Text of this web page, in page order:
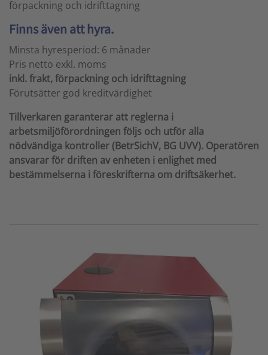
förpackning och idrifttagning
Finns även att hyra.
Minsta hyresperiod: 6 månader
Pris netto exkl. moms
inkl. frakt, förpackning och idrifttagning
Förutsätter god kreditvärdighet
Tillverkaren garanterar att reglerna i
arbetsmiljöförordningen följs och utför alla
nödvändiga kontroller (BetrSichV, BG UVV). Operatören
ansvarar för driften av enheten i enlighet med
bestämmelserna i föreskrifterna om driftsäkerhet.